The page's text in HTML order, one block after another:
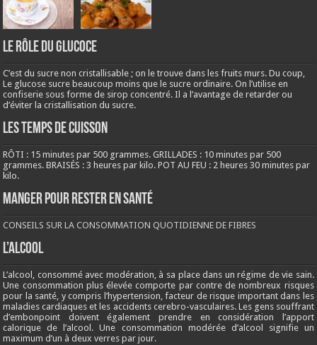
LE RÔLE DU GLUCOCE
C’est du sucre non cristallisable ; on le trouve dans les fruits murs. Du coup,
Le glucose sucre beaucoup moins que le sucre ordinaire. On l’utilise en
confiserie sous forme de sirop concentré. Il a l’avantage de retarder ou
d’éviter la cristallisation du sucre.
LES TEMPS DE CUISSON
RÔTI : 15 minutes par 500 grammes. GRILLADES : 10 minutes par 500
grammes. BRAISÉS : 3 heures par kilo. POT AU FEU : 2 heures 30 minutes par
kilo.
Manger pour rester en santé
CONSEILS SUR LA CONSOMMATION QUOTIDIENNE DE FIBRES
L’ALCOOL
L’alcool, consommé avec modération, à sa place dans un régime de vie sain.
Une consommation plus élevée comporte par contre de nombreux risques
pour la santé, y compris l’hypertension, facteur de risque important dans les
maladies cardiaques et les accidents cerebro-vasculaires. Les gens souffrant
d’embonpoint doivent également prendre en considération l’apport
calorique de l’alcool. Une consommation modérée d’alcool signifie un
maximum d’un à deux verres par jour.